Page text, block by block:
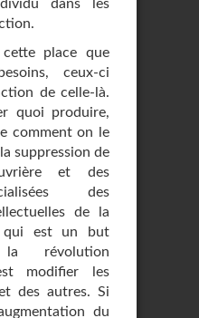
dans les
cette place que
ceux-ci
de celle-là.
quoi produire,
comment on le
suppression de
et des
des
de la
qui est un but
révolution
modifier les
des autres. Si
du